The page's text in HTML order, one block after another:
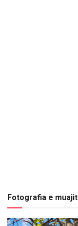
Fotografia e muajit